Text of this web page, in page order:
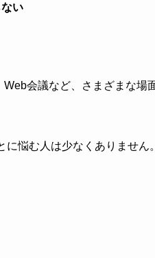
い
会議など、さまざまな場
に悩む人は少なくありません。